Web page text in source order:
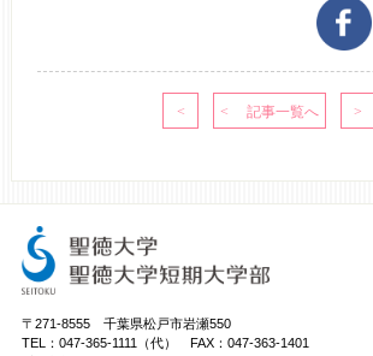
〒271-8555 千葉県松戸市岩瀬550
TEL：047-365-1111（代） FAX：047-363-1401